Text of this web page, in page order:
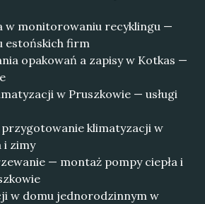
w monitorowaniu recyklingu —
estońskich firm
opakowań a zapisy w Kotkas —
w Pruszkowie — usługi
klimatyzacji w
i zimy
— montaż pompy ciepła i
w domu jednorodzinnym w